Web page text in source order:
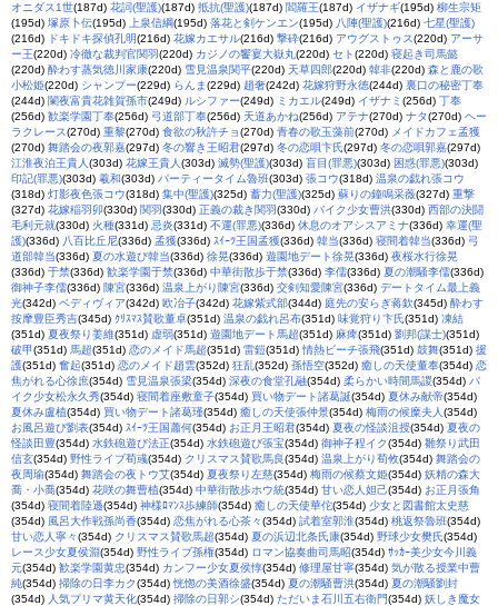
オニダス1世(187d) 花詞(聖護)(187d) 抵抗(聖護)(187d) 閻羅王(187d) イザナギ(195d) 柳生宗矩
(195d) 塚原卜伝(195d) 上泉信綱(195d) 落花と剣ケンエン(195d) 八陣(聖護)(216d) 七星(聖護)
(216d) ドキドキ探偵孔明(216d) 花嫁カエサル(216d) 撃砕(216d) アウグストゥス(220d) アーサ
ー王(220d) 冷徹な裁判官関羽(220d) カジノの饗宴大嶽丸 (220d) セト(220d) 寝起き司馬懿
(220d) 酔わす蒸気徳川家康(220d) 雪見温泉関平(220d) 天草四郎(220d) 韓非(220d) 森と鹿の歌
小松姫(220d) シャンプー(229d) らんま(229d) 趙奢(242d) 花嫁狩野永徳(244d) 裏口の秘密丁奉
(244d) 闌夜富貴花雑賀孫市(249d) ルシファー(249d) ミカエル(249d) イザナミ (256d) 丁奉
(256d) 歓楽学園丁奉(256d) 弓道部丁奉(256d) 天道あかね(256d) アテナ(270d) ナタ(270d) ヘー
ラクレース(270d) 重黎(270d) 食欲の秋許チョ(270d) 青春の歌玉藻前(270d) メイドカフェ孟獲
(270d) 舞踏会の夜郭嘉(297d) 冬の響き王昭君(297d) 冬の恋唄卞氏(297d) 冬の恋唄郭嘉(297d)
江淮夜泊王貴人 (303d) 花嫁王貴人 (303d) 滅勢(聖護)(303d) 盲目(罪悪)(303d) 困惑(罪悪)(303d)
印記(罪悪)(303d) 羲和(303d) パーティータイム魯班(303d) 張コウ(318d) 温泉の戯れ張コウ
(318d) 灯影夜色張コウ(318d) 集中(聖護)(325d) 蓄力(聖護)(325d) 蘇りの鐘鳴采薇(327d) 重撃
(327d) 花嫁稲羽卯(330d) 関羽(330d) 正義の裁き関羽(330d) バイク少女曹洪(330d) 西部の決闘
毛利元就(330d) 火種(331d) 忌炎(331d) 不運(罪悪)(336d) 休息のオアシスアミナ(336d) 幸運(聖
護)(336d) 八百比丘尼(336d) 孟獲(336d) ｽｲｰﾂ王国孟獲(336d) 韓当(336d) 寝間着韓当(336d) 弓
道部韓当(336d) 夏の水遊び韓当(336d) 徐晃(336d) 遊園地デート徐晃(336d) 夜桜水行徐晃
(336d) 于禁(336d) 歓楽学園于禁(336d) 中華街散歩于禁(336d) 李儒(336d) 夏の潮騒李儒(336d)
御神子李儒(336d) 陳宮(336d) 温泉上がり陳宮(336d) 交剣知愛陳宮(336d) デートタイム最上義
光(342d) ベディヴィア(342d) 欧冶子(342d) 花嫁紫式部(344d) 庭先の安らぎ蒋欽(345d) 酔わす
按摩豊臣秀吉(345d) ｸﾘｽﾏｽ賛歌董卓(351d) 温泉の戯れ呂布(351d) 味覚狩り卞氏(351d) 凍結
(351d) 夏夜祭り姜維(351d) 虚弱(351d) 遊園地デート馬超(351d) 麻痺(351d) 劉邦(謀士)(351d)
破甲(351d) 馬超(351d) 恋のメイド馬超(351d) 雷鎧(351d) 情熱ビーチ張飛(351d) 鼓舞(351d) 援
護(351d) 奮起(351d) 恋のメイド趙雲(352d) 狂乱(352d) 孫悟空(352d) 癒しの天使董奉(354d) 恋
焦がれる心徐庶(354d) 雪見温泉張梁(354d) 深夜の食堂孔融(354d) 柔らかい時間馬謖(354d) バ
イク少女松永久秀(354d) 寝間着座敷童子(354d) 買い物デート諸葛誕(354d) 夏休み献帝(354d)
夏休み盧植(354d) 買い物デート諸葛瑾(354d) 癒しの天使張仲景(354d) 梅雨の候糜夫人 (354d)
お風呂遊び劉表(354d) ｽｲｰﾂ王国蕭何(354d) お正月王昭君(354d) 夏夜の怪談沮授(354d) 夏夜の
怪談田豊(354d) 水鉄砲遊び法正(354d) 水鉄砲遊び張宝(354d) 御神子程イク(354d) 雛祭り武田
信玄(354d) 野性ライブ荀彧(354d) クリスマス賛歌馬良(354d) 温泉上がり荀攸(354d) 舞踏会の
夜周瑜(354d) 舞踏会の夜トウ艾(354d) 夏夜祭り左慈(354d) 梅雨の候蔡文姫(354d) 妖精の森大
喬・小喬(354d) 花咲の舞曹植(354d) 中華街散歩ホウ統(354d) 甘い恋人妲己(354d) お正月張角
(354d) 寝間着陸遜(354d) 神様ﾛﾏﾝｽ歩練師(354d) 癒しの天使華佗(354d) 少女と図書館太史慈
(354d) 風呂大作戦孫尚香(354d) 恋焦がれる心茶々(354d) 試着室郭淮(354d) 桃返祭魯班(354d)
甘い恋人寧々(354d) クリスマス賛歌馬超(354d) 夏の浜辺北条氏康(354d) 野球少女樊氏(354d)
レース少女夏侯淵(354d) 野性ライブ孫権(354d) ロマン協奏曲司馬昭(354d) ｻｯｶｰ美少女今川義
元(354d) 歓楽学園黄忠(354d) カンフー少女夏侯惇(354d) 修理屋甘寧(354d) 気が散る授業中曹
純(354d) 掃除の日李カク(354d) 恍惚の美酒徐盛(354d) 夏の潮騒曹洪(354d) 夏の潮騒劉封
(354d) 人気プリマ黄天化(354d) 掃除の日郭シ(354d) ただいま石川五右衛門(354d) 妖しき魔女